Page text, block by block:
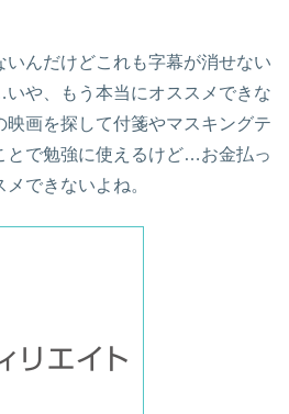
いんだけどこれも字幕が消せない
や、もう本当にオススメできな
映画を探して付箋やマスキングテ
とで勉強に使えるけど…お金払っ
できないよね。